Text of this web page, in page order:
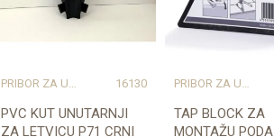
PRIBOR ZA UGRADNJU PODOVA – SVE NA JEDNOM MJESTU 16130
PVC KUT UNUTARNJI
ZA LETVICU P71 CRNI
PRIBOR ZA UGRADNJU PODOVA – SVE NA JEDNOM MJESTU
TAP BLOCK ZA
MONTAŽU PODA